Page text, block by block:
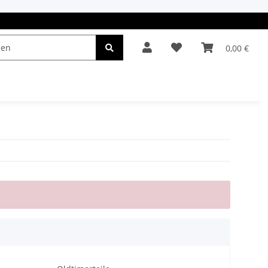
0,00 €
& Leuchten Autopflege Oldtimerteile